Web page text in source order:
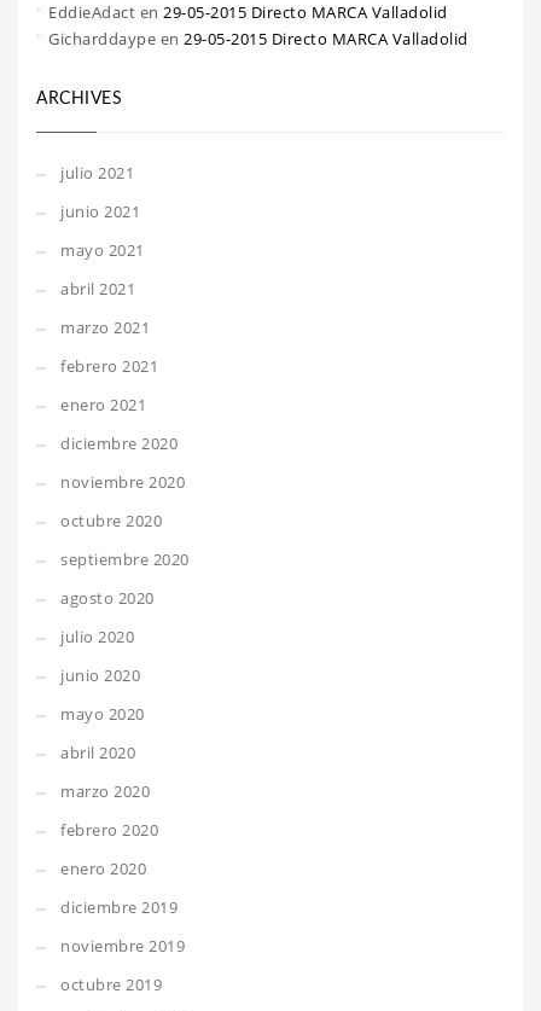
EddieAdact en 29-05-2015 Directo MARCA Valladolid
Gicharddaype en 29-05-2015 Directo MARCA Valladolid
ARCHIVES
julio 2021
junio 2021
mayo 2021
abril 2021
marzo 2021
febrero 2021
enero 2021
diciembre 2020
noviembre 2020
octubre 2020
septiembre 2020
agosto 2020
julio 2020
junio 2020
mayo 2020
abril 2020
marzo 2020
febrero 2020
enero 2020
diciembre 2019
noviembre 2019
octubre 2019